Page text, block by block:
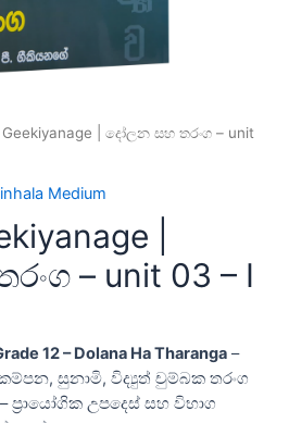
Geekiyanage | දෝලන සහ තරංග – unit
Medium
|
– unit 03 – I
12 – Dolana Ha Tharanga –
සුනාමි, විද්‍යුත් චුම්බක තරංග
ප්‍රායෝගික උපදෙස් සහ විභාග